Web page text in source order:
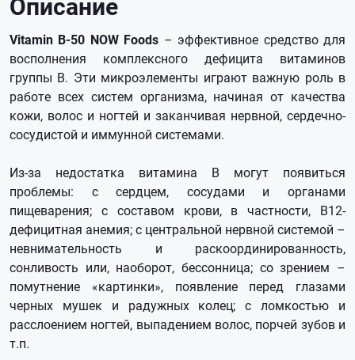
Vitamin B-50 NOW Foods – эффективное средство для
восполнения комплексного дефицита витаминов
группы В. Эти микроэлементы играют важную роль в
работе всех систем организма, начиная от качества
кожи, волос и ногтей и заканчивая нервной, сердечно-
сосудистой и иммунной системами.
Из-за недостатка витамина В могут появиться
проблемы: с сердцем, сосудами и органами
пищеварения; с составом крови, в частности, В12-
дефицитная анемия; с центральной нервной системой –
невнимательность и раскоординированность,
сонливость или, наоборот, бессонница; со зрением –
помутнение «картинки», появление перед глазами
черных мушек и радужных колец; с ломкостью и
расслоением ногтей, выпадением волос, порчей зубов и
т.п.